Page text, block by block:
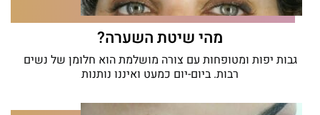
מהי שיטת השערה?
גבות יפות ומטופחות עם צורה מושלמת הוא חלומן של נשים
רבות. ביום-יום כמעט ואיננו נותנות